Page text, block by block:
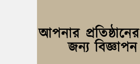
কুমিল্লায় যৌতুকের টাকা না পেয়ে স্ত্রীকে